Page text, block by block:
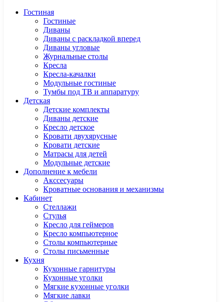
Гостиная
Гостиные
Диваны
Диваны с раскладкой вперед
Диваны угловые
Журнальные столы
Кресла
Кресла-качалки
Модульные гостиные
Тумбы под ТВ и аппаратуру
Детская
Детские комплекты
Диваны детские
Кресло детское
Кровати двухярусные
Кровати детские
Матрасы для детей
Модульные детские
Дополнение к мебели
Акссесуары
Кроватные основания и механизмы
Кабинет
Cтеллажи
Cтулья
Кресло для геймеров
Кресло компьютерное
Столы компьютерные
Столы письменные
Кухня
Кухонные гарнитуры
Кухонные уголки
Мягкие кухонные уголки
Мягкие лавки